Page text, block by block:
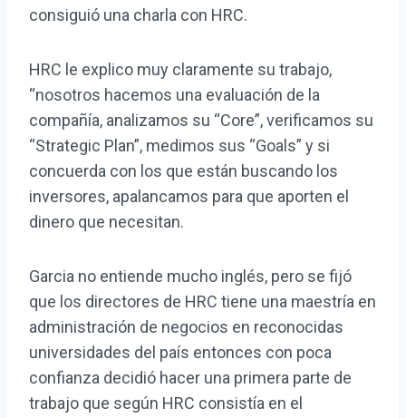
consiguió una charla con HRC.
HRC le explico muy claramente su trabajo,
“nosotros hacemos una evaluación de la
compañía, analizamos su “Core”, verificamos su
“Strategic Plan”, medimos sus “Goals” y si
concuerda con los que están buscando los
inversores, apalancamos para que aporten el
dinero que necesitan.
Garcia no entiende mucho inglés, pero se fijó
que los directores de HRC tiene una maestría en
administración de negocios en reconocidas
universidades del país entonces con poca
confianza decidió hacer una primera parte de
trabajo que según HRC consistía en el